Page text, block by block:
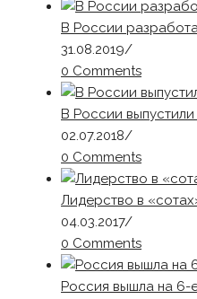
В России
31.08.2019/
0 Comments
В России
02.07.2018/
0 Comments
Лидерство в
04.03.2017/
0 Comments
Россия вышла на 6-